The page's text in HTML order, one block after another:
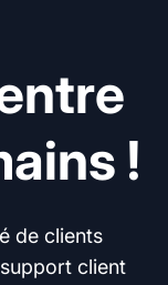
!
de clients
client